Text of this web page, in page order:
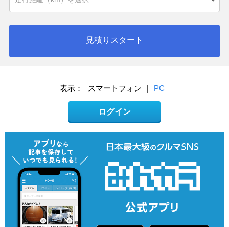
見積りスタート
表示： スマートフォン | PC
ログイン